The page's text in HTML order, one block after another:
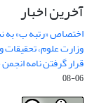
آخرین اخبار
اختصاص «رتبه ب» به
وزارت علوم، تحقیقات
قرار گرفتن نامه
06-08